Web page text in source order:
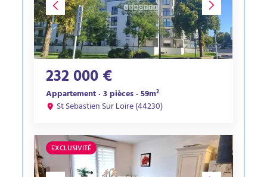
232 000 €
Appartement · 3 pièces · 59m²
St Sebastien Sur Loire (44230)
EXCLUSIVITÉ